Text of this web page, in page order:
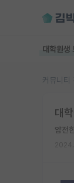
대학원생
커뮤니티
대
얌전